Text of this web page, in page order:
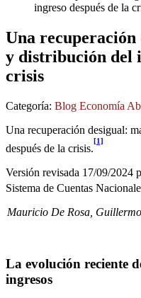
ingreso después de la
Una recuperación
y distribución del
crisis
Categoría: Blog Economía
Una recuperación desigual:
después de la crisis.
[1]
Versión revisada 17/09/2024
Sistema de Cuentas
Mauricio De Rosa,
La evolución reciente
ingresos